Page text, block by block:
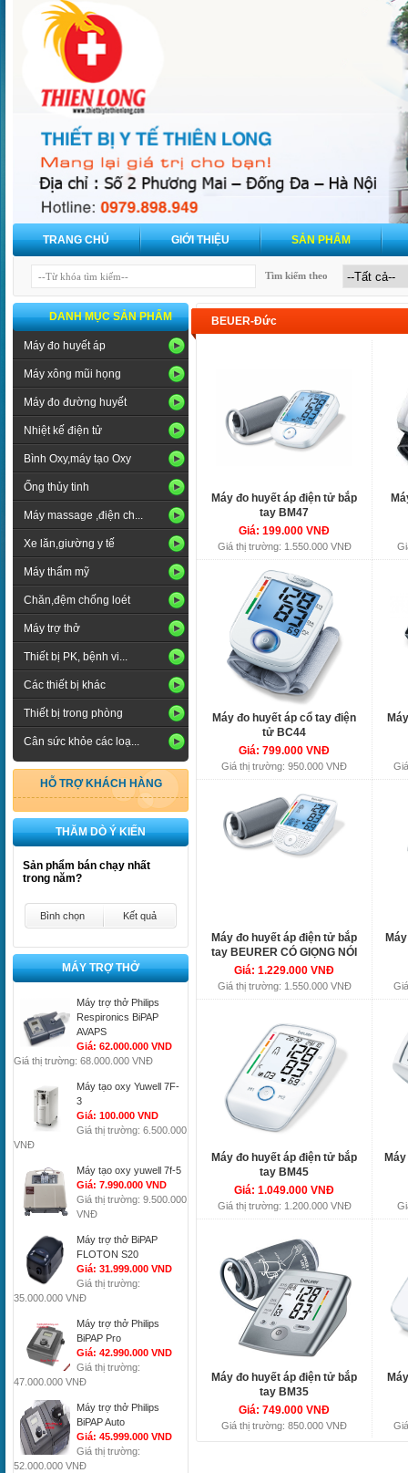
TRANG CHỦ GIỚI THIỆU SẢN PHẨM
Tìm kiếm theo
DANH MỤC SẢN PHẨM
Máy đo huyết áp
Máy xông mũi họng
Máy đo đường huyết
Nhiệt kế điện tử
Bình Oxy,máy tạo Oxy
Ống thủy tinh
Máy massage ,điện ch...
Xe lăn,giường y tế
Máy thẩm mỹ
Chăn,đệm chống loét
Máy trợ thở
Thiết bị PK, bệnh vi...
Các thiết bị khác
Thiết bị trong phòng
Cân sức khỏe các loạ...
HỖ TRỢ KHÁCH HÀNG
THĂM DÒ Ý KIẾN
Sản phẩm bán chạy nhất
trong năm?
Bình chọn Kết quả
MÁY TRỢ THỞ
Máy trợ thở Philips
Respironics BiPAP
AVAPS
Giá: 62.000.000 VND
Giá thị trường: 68.000.000 VNĐ
Máy tạo oxy Yuwell 7F-
3
Giá: 100.000 VND
Giá thị trường: 6.500.000
VNĐ
Máy tạo oxy yuwell 7f-5
Giá: 7.990.000 VND
Giá thị trường: 9.500.000
VNĐ
Máy trợ thở BiPAP
FLOTON S20
Giá: 31.999.000 VND
Giá thị trường:
35.000.000 VNĐ
Máy trợ thở Philips
BiPAP Pro
Giá: 42.990.000 VND
Giá thị trường:
47.000.000 VNĐ
Máy trợ thở Philips
BiPAP Auto
Giá: 45.999.000 VND
Giá thị trường:
52.000.000 VNĐ
BEUER-Đức
Máy đo huyết áp điện tử bắp
tay BM47
Giá: 199.000 VNĐ
Giá thị trường: 1.550.000 VNĐ
Máy đo huyết áp cổ tay điện
tử BC44
Giá: 799.000 VNĐ
Giá thị trường: 950.000 VNĐ
Máy đo huyết áp điện tử bắp
tay BEURER CÓ GIỌNG NÓI
BM49
Giá: 1.229.000 VNĐ
Giá thị trường: 1.550.000 VNĐ
Máy đo huyết áp điện tử bắp
tay BM45
Giá: 1.049.000 VNĐ
Giá thị trường: 1.200.000 VNĐ
Máy đo huyết áp điện tử bắp
tay BM35
Giá: 749.000 VNĐ
Giá thị trường: 850.000 VNĐ